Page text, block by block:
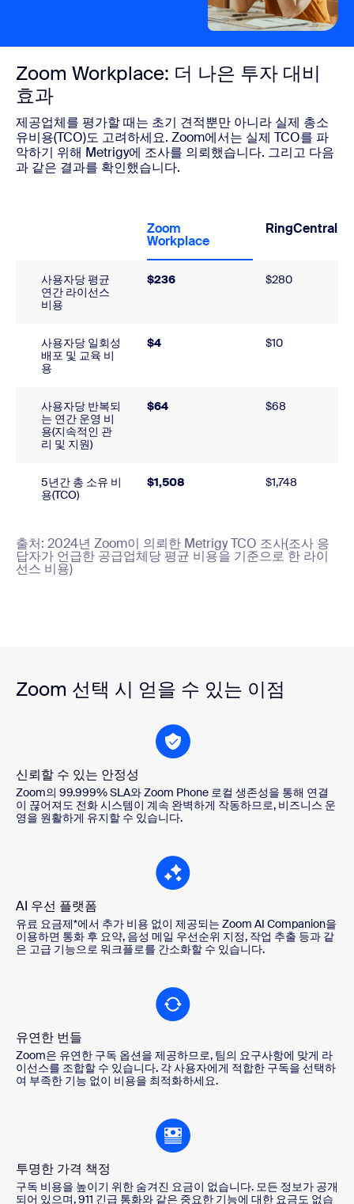
Zoom Workplace: 더 나은 투자 대비
효과
제공업체를 평가할 때는 초기 견적뿐만 아니라 실제 총소
유비용(TCO)도 고려하세요. Zoom에서는 실제 TCO를 파
악하기 위해 Metrigy에 조사를 의뢰했습니다. 그리고 다음
과 같은 결과를 확인했습니다.
Zoom
Workplace
RingCentral
사용자당 평균
연간 라이선스
비용
$236 $280
사용자당 일회성
배포 및 교육 비
용
$4 $10
사용자당 반복되
는 연간 운영 비
용(지속적인 관
리 및 지원)
$64 $68
5년간 총 소유 비
용(TCO)
$1,508 $1,748
출처: 2024년 Zoom이 의뢰한 Metrigy TCO 조사(조사 응
답자가 언급한 공급업체당 평균 비용을 기준으로 한 라이
선스 비용)
Zoom 선택 시 얻을 수 있는 이점
신뢰할 수 있는 안정성
Zoom의 99.999% SLA와 Zoom Phone 로컬 생존성을 통해 연결
이 끊어져도 전화 시스템이 계속 완벽하게 작동하므로, 비즈니스 운
영을 원활하게 유지할 수 있습니다.
AI 우선 플랫폼
유료 요금제*에서 추가 비용 없이 제공되는 Zoom AI Companion을
이용하면 통화 후 요약, 음성 메일 우선순위 지정, 작업 추출 등과 같
은 고급 기능으로 워크플로를 간소화할 수 있습니다.
유연한 번들
Zoom은 유연한 구독 옵션을 제공하므로, 팀의 요구사항에 맞게 라
이선스를 조합할 수 있습니다. 각 사용자에게 적합한 구독을 선택하
여 부족한 기능 없이 비용을 최적화하세요.
투명한 가격 책정
구독 비용을 높이기 위한 숨겨진 요금이 없습니다. 모든 정보가 공개
되어 있으며, 911 긴급 통화와 같은 중요한 기능에 대한 요금도 없습